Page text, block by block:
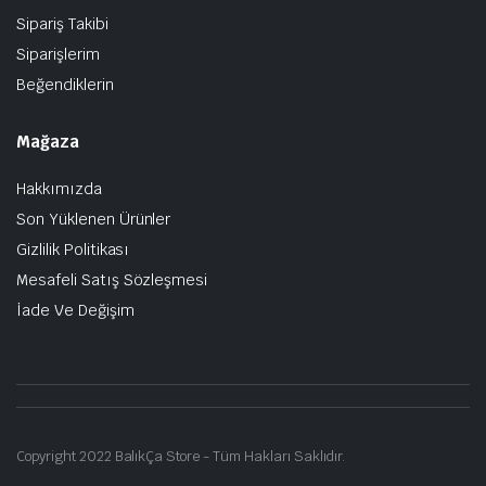
Sipariş Takibi
Siparişlerim
Beğendiklerin
Mağaza
Hakkımızda
Son Yüklenen Ürünler
Gizlilik Politikası
Mesafeli Satış Sözleşmesi
İade Ve Değişim
Copyright 2022 BalıkÇa Store - Tüm Hakları Saklıdır.